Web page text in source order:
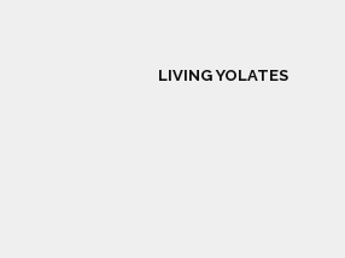
LIVING YOLATES